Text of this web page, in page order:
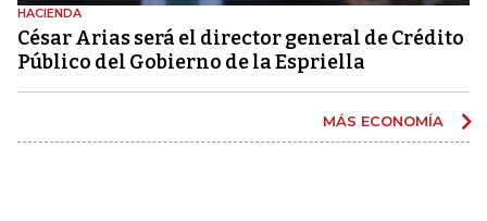
HACIENDA
César Arias será el director general de Crédito
Público del Gobierno de la Espriella
MÁS ECONOMÍA